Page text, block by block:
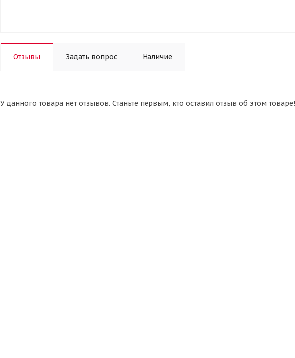
Отзывы Задать вопрос Наличие
У данного товара нет отзывов. Станьте первым, кто оставил отзыв об этом товаре!